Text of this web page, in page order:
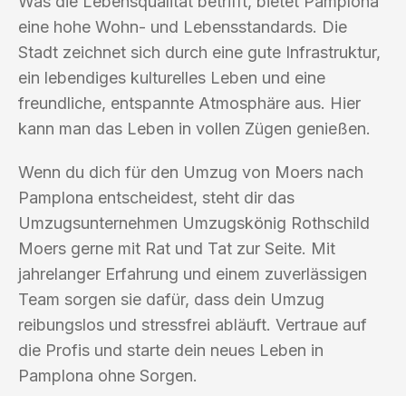
eine hohe Wohn- und Lebensstandards. Die
Stadt zeichnet sich durch eine gute Infrastruktur,
ein lebendiges kulturelles Leben und eine
freundliche, entspannte Atmosphäre aus. Hier
kann man das Leben in vollen Zügen genießen.
Wenn du dich für den Umzug von Moers nach
Pamplona entscheidest, steht dir das
Umzugsunternehmen Umzugskönig Rothschild
Moers gerne mit Rat und Tat zur Seite. Mit
jahrelanger Erfahrung und einem zuverlässigen
Team sorgen sie dafür, dass dein Umzug
reibungslos und stressfrei abläuft. Vertraue auf
die Profis und starte dein neues Leben in
Pamplona ohne Sorgen.